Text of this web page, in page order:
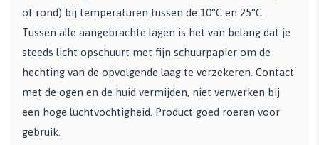
of rond) bij temperaturen tussen de 10°C en 25°C.
Tussen alle aangebrachte lagen is het van belang dat je
steeds licht opschuurt met fijn schuurpapier om de
hechting van de opvolgende laag te verzekeren. Contact
met de ogen en de huid vermijden, niet verwerken bij
een hoge luchtvochtigheid. Product goed roeren voor
gebruik.